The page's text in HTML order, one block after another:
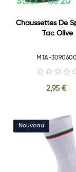
Chaussettes De
Tac Olive
MTA-
2,95 €